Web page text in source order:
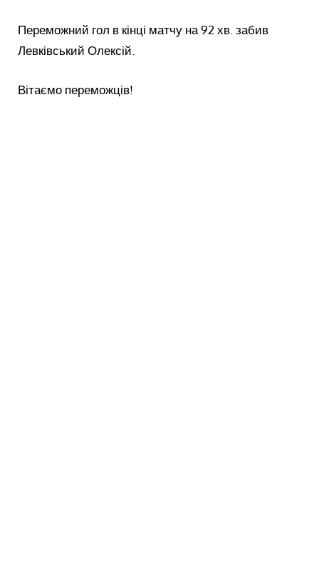
Переможний гол в кінці матчу на 92 хв. забив
Левківський Олексій.
Вітаємо переможців!